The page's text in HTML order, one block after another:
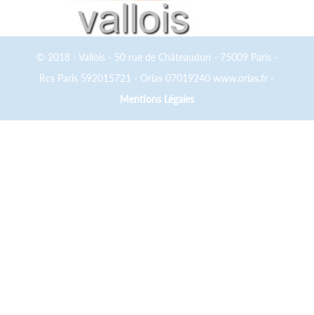
© 2018 - Vallois - 50 rue de Châteaudun - 75009 Paris -
Rcs Paris 592015721 - Orias 07019240 www.orias.fr -
Mentions Légales